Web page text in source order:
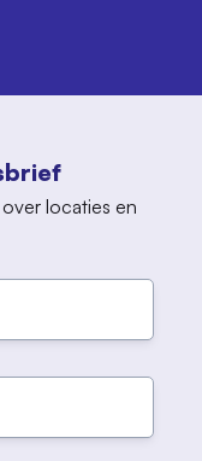
locaties en